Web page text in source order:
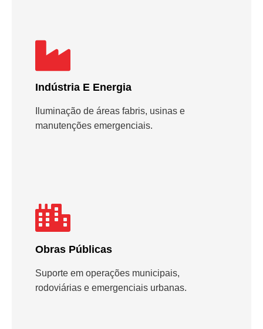
Indústria E Energia
Iluminação de áreas fabris, usinas e
manutenções emergenciais.
Obras Públicas
Suporte em operações municipais,
rodoviárias e emergenciais urbanas.